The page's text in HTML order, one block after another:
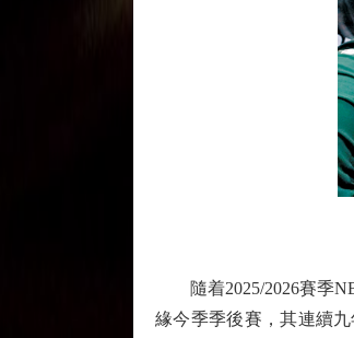
隨着2025/2026賽季
緣今季季後賽，其連續